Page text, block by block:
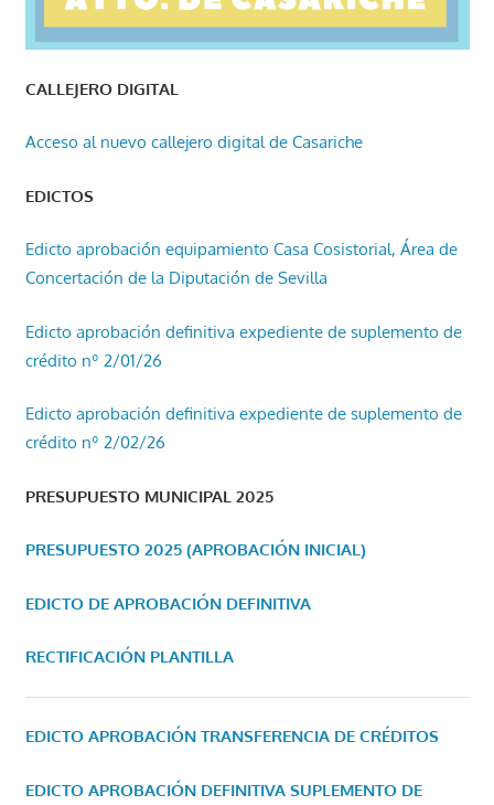
CALLEJERO DIGITAL
Acceso al nuevo callejero digital de Casariche
EDICTOS
Edicto aprobación equipamiento Casa Cosistorial, Área de
Concertación de la Diputación de Sevilla
Edicto aprobación definitiva expediente de suplemento de
crédito nº 2/01/26
Edicto aprobación definitiva expediente de suplemento de
crédito nº 2/02/26
PRESUPUESTO MUNICIPAL 2025
PRESUPUESTO 2025 (APROBACIÓN INICIAL)
EDICTO DE APROBACIÓN DEFINITIVA
RECTIFICACIÓN PLANTILLA
EDICTO APROBACIÓN TRANSFERENCIA DE CRÉDITOS
EDICTO APROBACIÓN DEFINITIVA SUPLEMENTO DE